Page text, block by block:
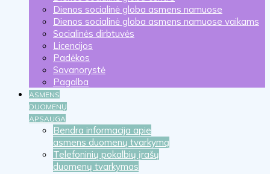
Dienos socialinė globa asmens namuose
Dienos socialinė globa asmens namuose vaikams
Socialinės dirbtuvės
Licencijos
Padėkos
Savanorystė
Pagalba
ASMENS
DUOMENŲ
APSAUGA
Bendra informacija apie
asmens duomenų tvarkymą
Telefoninių pokalbių įrašų
duomenų tvarkymas